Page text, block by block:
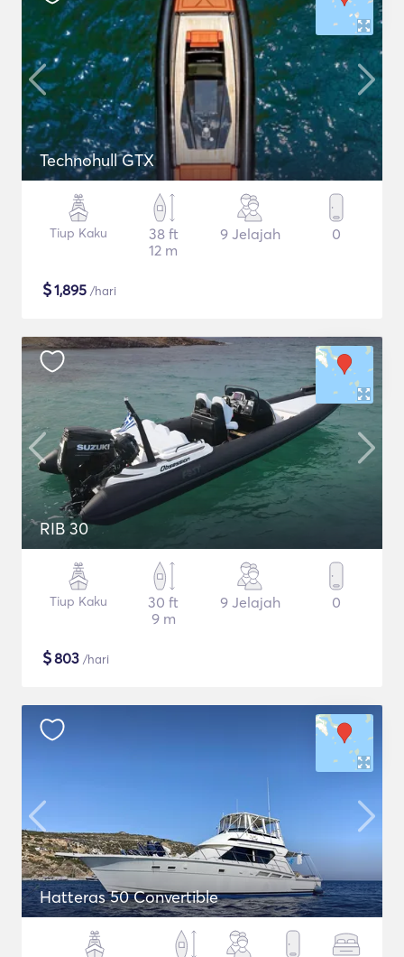
Technohull GTX
Tiup Kaku
38 ft
12 m
9 Jelajah 0
$1,895 /hari
RIB 30
Tiup Kaku
30 ft
9 m
9 Jelajah 0
$803 /hari
Hatteras 50 Convertible